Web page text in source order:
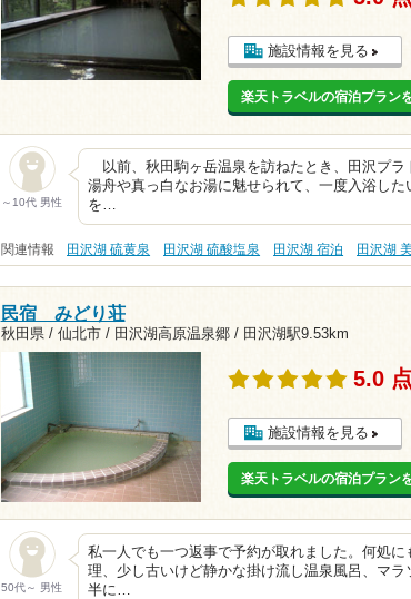
施設情報を見る
楽天トラベルの宿泊プラン
～10代 男性
以前、秋田駒ヶ岳温泉を訪ねたとき、田沢プラ
湯舟や真っ白なお湯に魅せられて、一度入浴し
を…
関連情報 田沢湖 硫黄泉 田沢湖 硫酸塩泉 田沢湖 宿泊 田沢湖
民宿 みどり荘
秋田県 / 仙北市 / 田沢湖高原温泉郷 / 田沢湖駅9.53km
5.0 点
施設情報を見る
楽天トラベルの宿泊プラン
50代～ 男性
私一人でも一つ返事で予約が取れました。何処
理、少し古いけど静かな掛け流し温泉風呂、マ
半に…